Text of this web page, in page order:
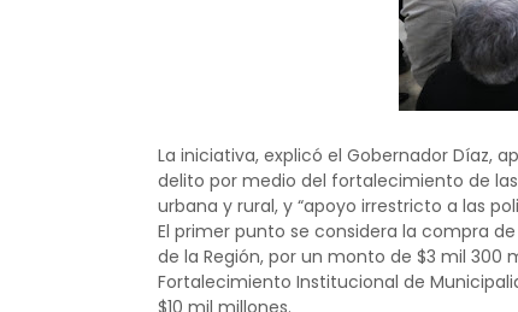
La iniciativa, explicó el Gobernador Díaz,
delito por medio del fortalecimiento de
urbana y rural, y “apoyo irrestricto a las
El primer punto se considera la compra
de la Región, por un monto de $3 mil
Fortalecimiento Institucional de
$10 mil millones.